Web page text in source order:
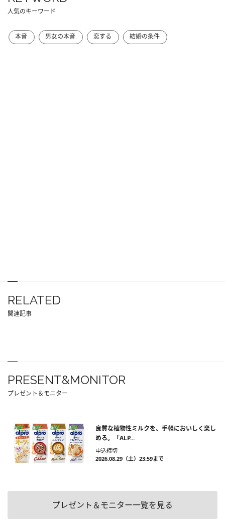
人気のキーワード
本音 男女の本音 恋する 結婚の条件
RELATED
関連記事
PRESENT&MONITOR
プレゼント＆モニター
良質な植物性ミルクを、手軽においしく楽し
める。「ALP...
申込締切
2026.08.29（土）23:59まで
プレゼント＆モニター一覧を見る